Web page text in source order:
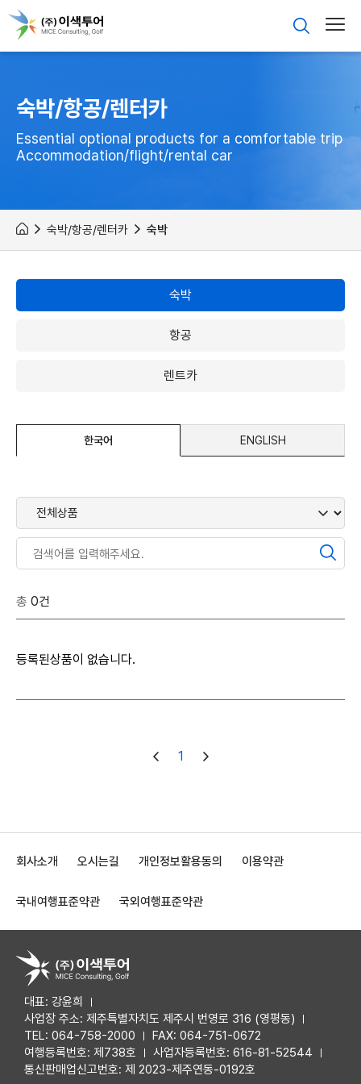
숙박/항공/렌터카
Essential optional products for a comfortable trip
Accommodation/flight/rental car
숙박/항공/렌터카 숙박
숙박
항공
렌트카
한국어 ENGLISH
총 0건
등록된상품이 없습니다.
1
회사소개 오시는길 개인정보활용동의 이용약관
국내여행표준약관 국외여행표준약관
대표: 강윤희
사업장 주소: 제주특별자치도 제주시 번영로 316 (영평동)
TEL: 064-758-2000
FAX: 064-751-0672
여행등록번호: 제738호
사업자등록번호: 616-81-52544
통신판매업신고번호: 제 2023-제주연동-0192호